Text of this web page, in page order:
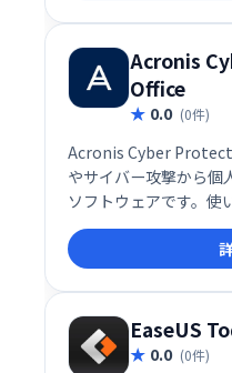
バックアップと、イ
切なデータを安全に守
Acronis
Office
0.0 (0件)
Acronis Cyber
やサイバー攻撃から個
ソフトウェアです。使
完全イメージバック
ージ、ディスククロー
リアルタイム保護、
供。Windows、
切なデータを様々なデ
EaseUS
0.0 (0件)